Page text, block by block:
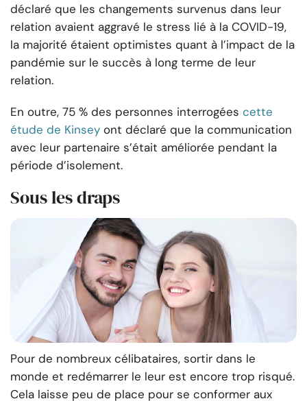
déclaré que les changements survenus dans leur
relation avaient aggravé le stress lié à la COVID-19,
la majorité étaient optimistes quant à l’impact de la
pandémie sur le succès à long terme de leur
relation.
En outre, 75 % des personnes interrogées cette
étude de Kinsey ont déclaré que la communication
avec leur partenaire s’était améliorée pendant la
période d’isolement.
Sous les draps
Pour de nombreux célibataires, sortir dans le
monde et redémarrer le leur est encore trop risqué.
Cela laisse peu de place pour se conformer aux